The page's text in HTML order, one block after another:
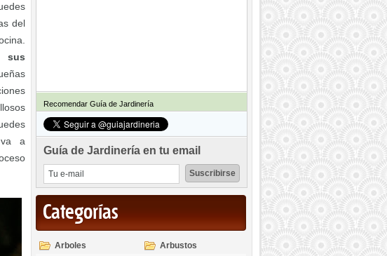
del
sus
a
Recomendar Guía de Jardinería
Guía de Jardinería en tu email
Categorías
Arboles
Arbustos